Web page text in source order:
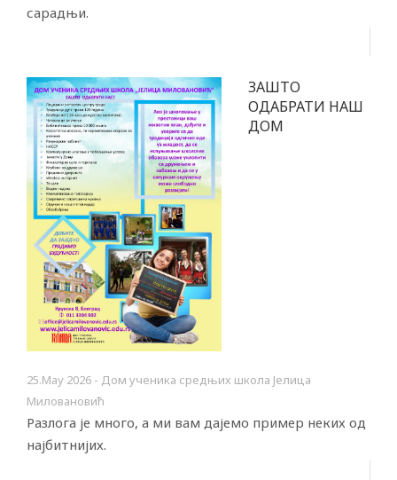
сарадњи.
ЗАШТО
ОДАБРАТИ НАШ
ДОМ
25.Маy 2026 - Дом ученика средњих школа Јелица
Миловановић
Разлога је много, а ми вам дајемо пример неких од
најбитнијих.